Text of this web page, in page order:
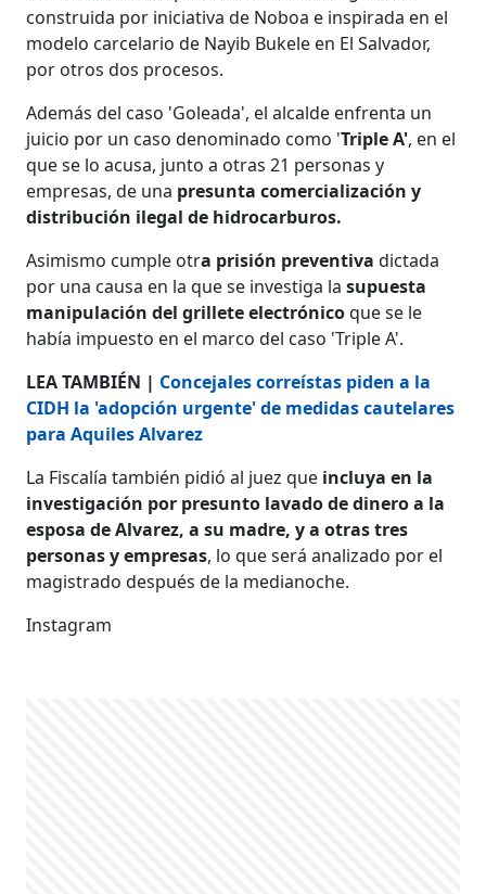
construida por iniciativa de Noboa e inspirada en el
modelo carcelario de Nayib Bukele en El Salvador,
por otros dos procesos.
Además del caso 'Goleada', el alcalde enfrenta un
juicio por un caso denominado como 'Triple A', en el
que se lo acusa, junto a otras 21 personas y
empresas, de una presunta comercialización y
distribución ilegal de hidrocarburos.
Asimismo cumple otra prisión preventiva dictada
por una causa en la que se investiga lasupuesta
manipulación del grillete electrónicoque se le
había impuesto en el marco del caso 'Triple A'.
LEA TAMBIÉN | Concejales correístas piden a la
CIDH la 'adopción urgente' de medidas cautelares
para Aquiles Alvarez
La Fiscalía también pidió al juez que incluya en la
investigación por presunto lavado de dinero a la
esposa de Alvarez, a su madre, y a otras tres
personas y empresas, lo que será analizado por el
magistrado después de la medianoche.
Instagram